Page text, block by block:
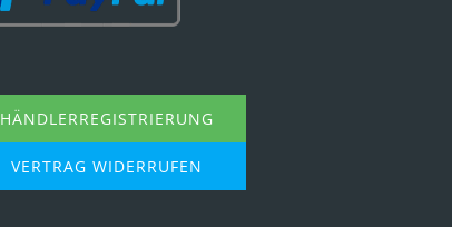
HÄNDLERREGISTRIERUNG
VERTRAG WIDERRUFEN